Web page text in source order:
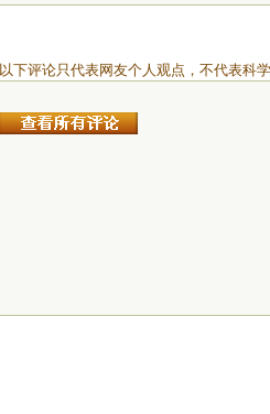
以下评论只代表网友个人观点，不代表科学